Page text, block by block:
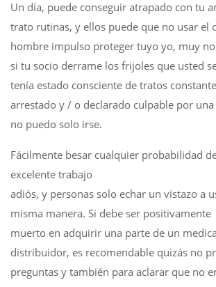
Un día, puede conseguir atrapado con tu
trato rutinas, y ellos puede que no usar el
hombre impulso proteger tuyo yo, muy
si tu socio derrame los frijoles que usted
tenía estado consciente de tratos
arrestado y / o declarado culpable por
no puedo solo irse.
Fácilmente besar cualquier probabilidad
excelente trabajo
adiós, y personas solo echar un vistazo a
misma manera. Si debe ser positivamente
muerto en adquirir una parte de un
distribuidor, es recomendable quizás no
preguntas y también para aclarar que no